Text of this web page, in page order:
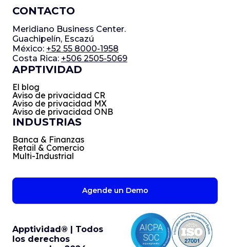
APPTIVIDAD
El blog
Aviso de privacidad CR
Aviso de privacidad MX
Aviso de privacidad ONB
INDUSTRIAS
Banca & Finanzas
Retail & Comercio
Multi-Industrial
CONTACTO
Meridiano Business Center.
Guachipelín, Escazú
México: +52 55 8000-1958
Costa Rica: +506 2505-5069
Agende un Demo
Apptividad® | Todos
los derechos